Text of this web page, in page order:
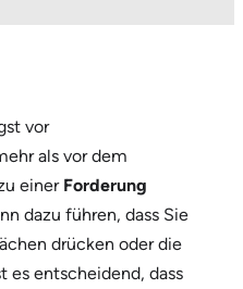
vor
als vor dem
einer Forderung
dazu führen, dass Sie
drücken oder die
es entscheidend, dass